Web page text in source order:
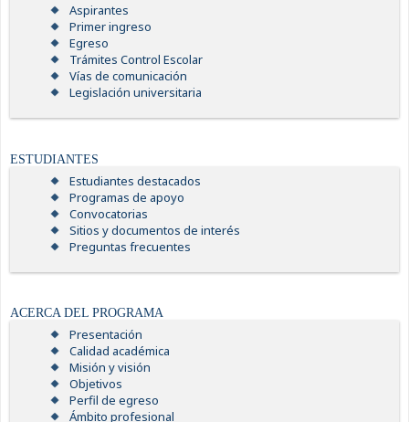
Aspirantes
Primer ingreso
Egreso
Trámites Control Escolar
Vías de comunicación
Legislación universitaria
ESTUDIANTES
Estudiantes destacados
Programas de apoyo
Convocatorias
Sitios y documentos de interés
Preguntas frecuentes
ACERCA DEL PROGRAMA
Presentación
Calidad académica
Misión y visión
Objetivos
Perfil de egreso
Ámbito profesional